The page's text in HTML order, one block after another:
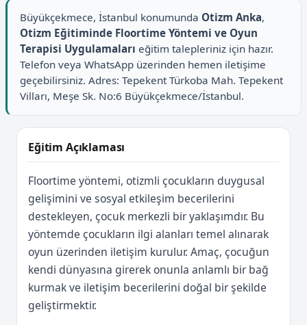
Büyükçekmece, İstanbul konumunda Otizm Anka,
Otizm Eğitiminde Floortime Yöntemi ve Oyun
Terapisi Uygulamaları eğitim talepleriniz için hazır.
Telefon veya WhatsApp üzerinden hemen iletişime
geçebilirsiniz. Adres: Tepekent Türkoba Mah. Tepekent
Vilları, Meşe Sk. No:6 Büyükçekmece/İstanbul.
Eğitim Açıklaması
Floortime yöntemi, otizmli çocukların duygusal
gelişimini ve sosyal etkileşim becerilerini
destekleyen, çocuk merkezli bir yaklaşımdır. Bu
yöntemde çocukların ilgi alanları temel alınarak
oyun üzerinden iletişim kurulur. Amaç, çocuğun
kendi dünyasına girerek onunla anlamlı bir bağ
kurmak ve iletişim becerilerini doğal bir şekilde
geliştirmektir.